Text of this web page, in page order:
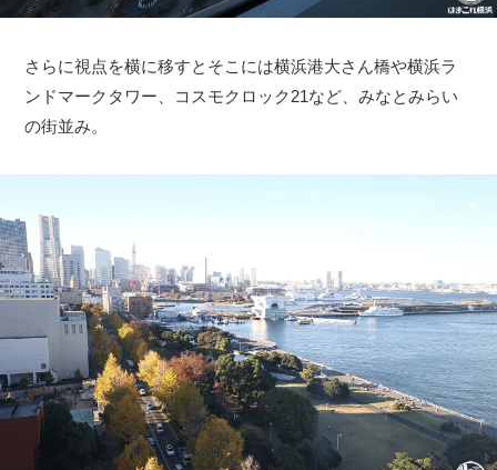
さらに視点を横に移すとそこには横浜港大さん橋や横浜ラ
ンドマークタワー、コスモクロック21など、みなとみらい
の街並み。